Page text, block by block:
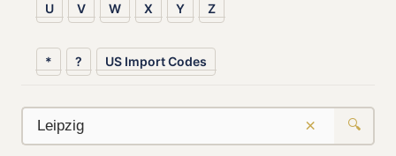
U V W X Y Z
* ? US Import Codes
× 🔍